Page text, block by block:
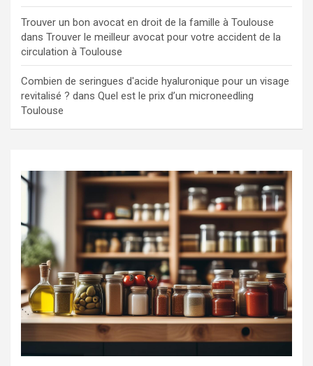
Trouver un bon avocat en droit de la famille à Toulouse
dans Trouver le meilleur avocat pour votre accident de la
circulation à Toulouse
Combien de seringues d'acide hyaluronique pour un visage
revitalisé ? dans Quel est le prix d’un microneedling
Toulouse